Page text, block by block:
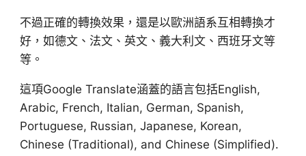
不過正確的轉換效果，還是以歐洲語系互相轉換才
好，如德文、法文、英文、義大利文、西班牙文等
等。
這項Google Translate涵蓋的語言包括English,
Arabic, French, Italian, German, Spanish,
Portuguese, Russian, Japanese, Korean,
Chinese (Traditional), and Chinese (Simplified).